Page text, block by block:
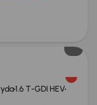
1.6 T-GDI HEV